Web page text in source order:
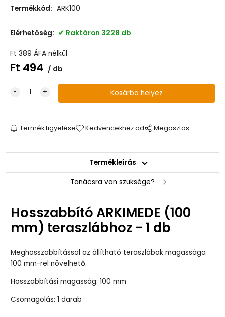
Termékkód: ARK100
Elérhetőség: Raktáron 3228 db
Ft 389 ÁFA nélkül
Ft 494 db
Termék figyelése Kedvencekhez ad Megosztás
Termékleírás
Tanácsra van szüksége?
Hosszabbító ARKIMEDE (100
mm) teraszlábhoz - 1 db
Meghosszabbítással az állítható teraszlábak magassága
100 mm-rel növelhető.
Hosszabbítási magasság: 100 mm
Csomagolás: 1 darab